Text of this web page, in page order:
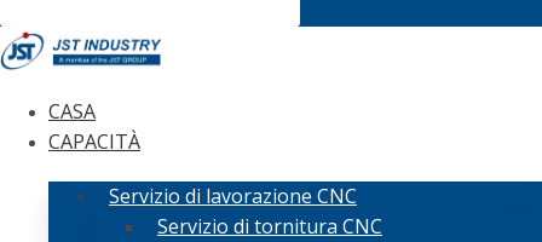
CASA
CAPACITÀ
Servizio di lavorazione CNC
Servizio di tornitura CNC